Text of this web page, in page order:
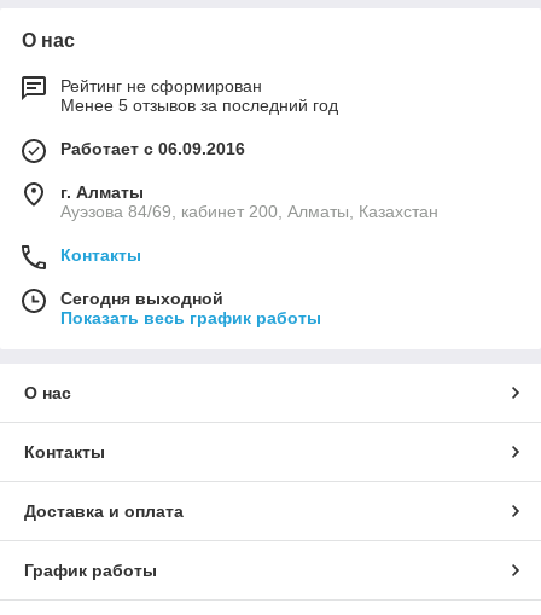
О нас
Рейтинг не сформирован
Менее 5 отзывов за последний год
Работает с 06.09.2016
г. Алматы
Ауэзова 84/69, кабинет 200, Алматы, Казахстан
Контакты
Сегодня выходной
Показать весь график работы
О нас
Контакты
Доставка и оплата
График работы